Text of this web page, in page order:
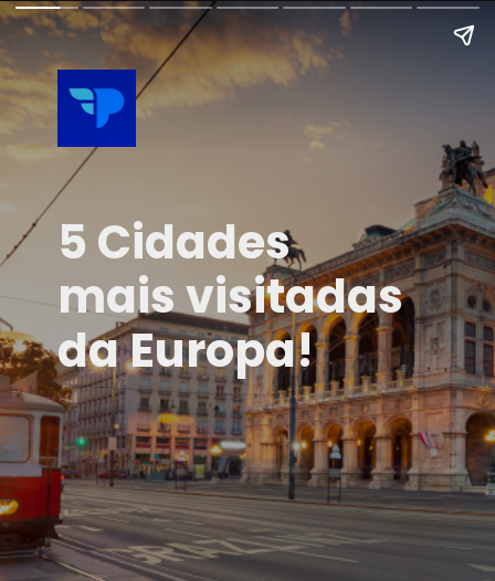
5 Cidades
mais visitadas
da Europa!